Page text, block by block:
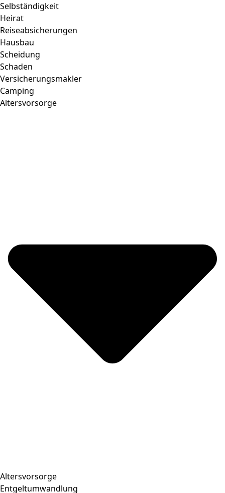
Selbständigkeit
Heirat
Reiseabsicherungen
Hausbau
Scheidung
Schaden
Versicherungsmakler
Camping
Altersvorsorge
Altersvorsorge
Entgeltumwandlung